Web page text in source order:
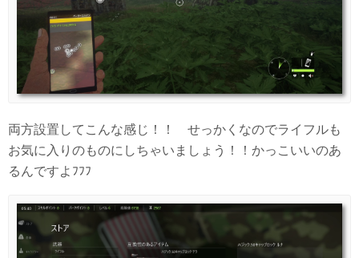
両方設置してこんな感じ！！ せっかくなのでライフルも
お気に入りのものにしちゃいましょう！！かっこいいのあ
るんですよﾌﾌﾌ